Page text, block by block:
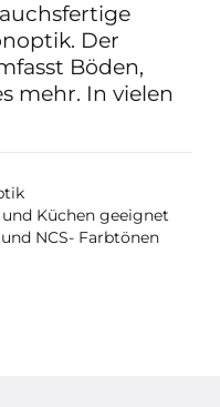
Der
Böden,
mehr. In vielen
Küchen geeignet
NCS- Farbtönen